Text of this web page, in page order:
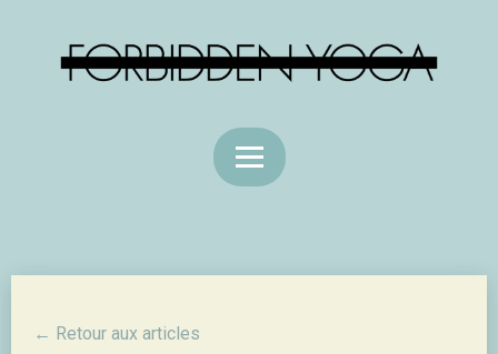
← Retour aux articles